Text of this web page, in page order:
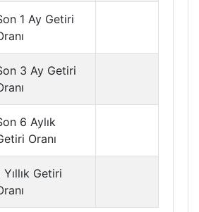
1 Ay Getiri
3 Ay Getiri
6 Aylık
Oranı
Yıllık Getiri